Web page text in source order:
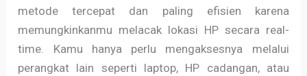
metode tercepat dan paling efisien karena
memungkinkanmu melacak lokasi HP secara real-
time. Kamu hanya perlu mengaksesnya melalui
perangkat lain seperti laptop, HP cadangan, atau